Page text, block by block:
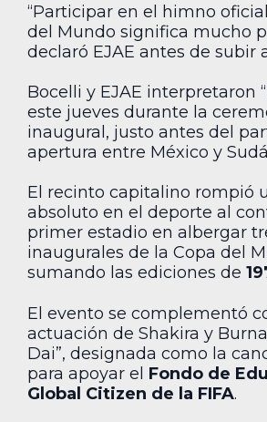
“Participar en el himno
del Mundo significa mucho
declaró EJAE antes de subir
Bocelli y EJAE interpretaron
este jueves durante la
inaugural, justo antes del
apertura entre México y
El recinto capitalino rompió
absoluto en el deporte al
primer estadio en albergar
inaugurales de la Copa del
sumando las ediciones de
El evento se complementó
actuación de Shakira y
Dai”, designada como la
para apoyar el Fondo de
Global Citizen de la FIFA.